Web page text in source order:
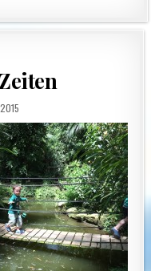
DATE: